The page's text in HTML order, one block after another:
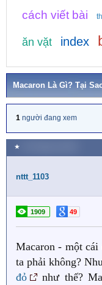
cách viết bài
ăn vặt index
Macaron Là Gì? Tại
1 người đang xem
★
nttt_1103
1909 49
Macaron - một
ta phải không?
đỏ
như thế?